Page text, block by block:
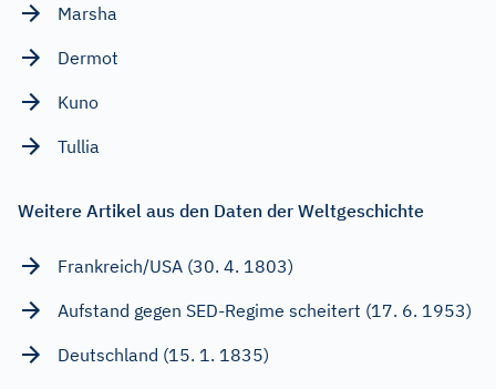
Marsha
Dermot
Kuno
Tullia
Weitere Artikel aus den Daten der Weltgeschichte
Frankreich/USA (30. 4. 1803)
Aufstand gegen SED-Regime scheitert (17. 6. 1953)
Deutschland (15. 1. 1835)